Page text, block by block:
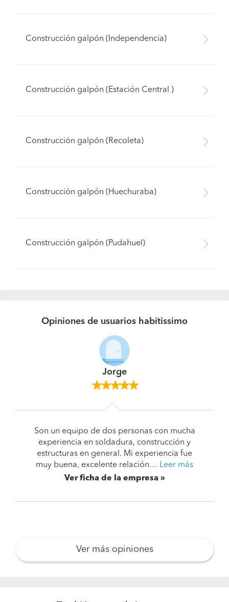
Construcción galpón (Independencia)
Construcción galpón (Estación Central )
Construcción galpón (Recoleta)
Construcción galpón (Huechuraba)
Construcción galpón (Pudahuel)
Opiniones de usuarios habitissimo
Jorge
Son un equipo de dos personas con mucha
experiencia en soldadura, construcción y
estructuras en general. Mi experiencia fue
muy buena, excelente relación… Leer más
Ver ficha de la empresa
Ver más opiniones